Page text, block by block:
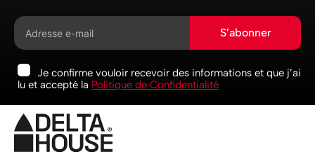
S’abonner
Je confirme vouloir recevoir des informations et que j’ai
lu et accepté la Politique de Confidentialité